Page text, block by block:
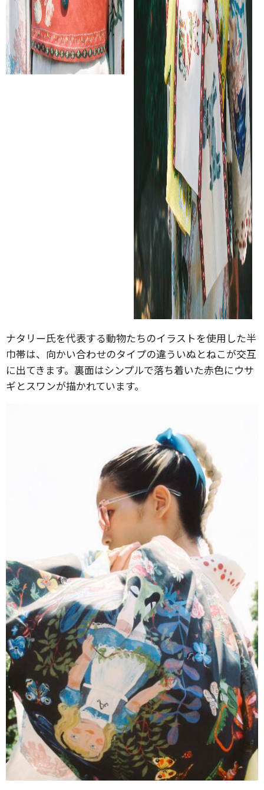
ナタリー氏を代表する動物たちのイラストを使用した半
巾帯は、向かい合わせのタイプの違ういぬとねこが交互
に出てきます。裏面はシンプルで落ち着いた赤色にウサ
ギとスワンが描かれています。